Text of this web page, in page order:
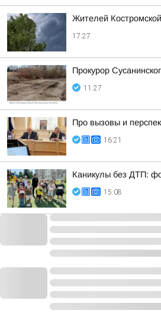
Жителей
17:27
Прокурор
11:27
Про вызовы и
16:21
Каникулы без ДТП:
15:08